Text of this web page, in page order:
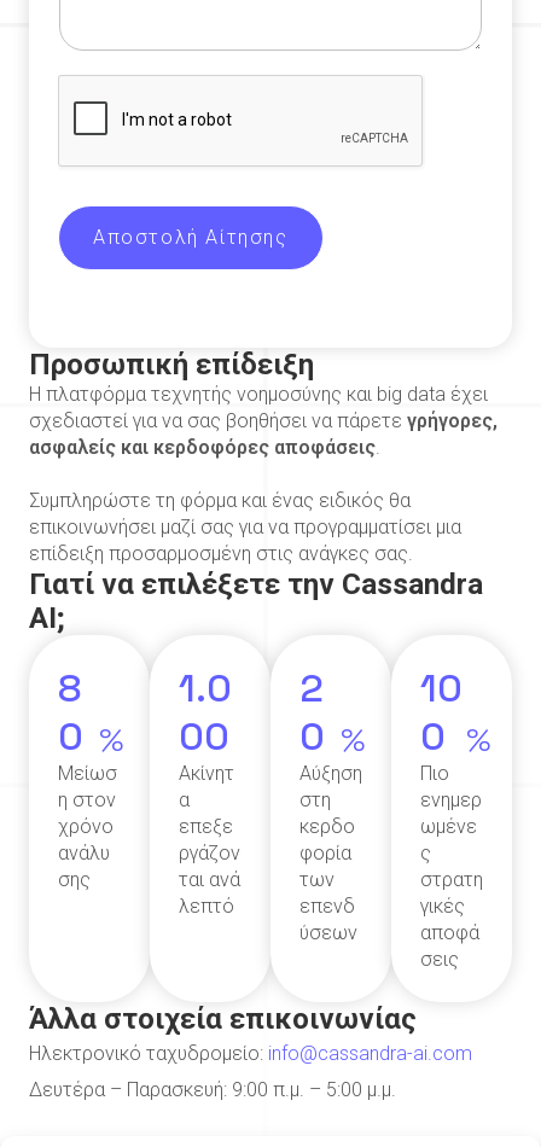
Προσωπική επίδειξη
Η πλατφόρμα τεχνητής νοημοσύνης και big data έχει
σχεδιαστεί για να σας βοηθήσει να πάρετε γρήγορες,
ασφαλείς και κερδοφόρες αποφάσεις.
Συμπληρώστε τη φόρμα και ένας ειδικός θα
επικοινωνήσει μαζί σας για να προγραμματίσει μια
επίδειξη προσαρμοσμένη στις ανάγκες σας.
Γιατί να επιλέξετε την Cassandra
AI;
8
0 %
Μείωσ
η στον
χρόνο
ανάλυ
σης
1.0
00
Ακίνητ
α
επεξε
ργάζον
ται ανά
λεπτό
2
0 %
Αύξηση
στη
κερδο
φορία
των
επενδ
ύσεων
10
0 %
Πιο
ενημερ
ωμένε
ς
στρατη
γικές
αποφά
σεις
Άλλα στοιχεία επικοινωνίας
Ηλεκτρονικό ταχυδρομείο: info@cassandra-ai.com
Δευτέρα – Παρασκευή: 9:00 π.μ. – 5:00 μ.μ.
Αποστολή Αίτησης